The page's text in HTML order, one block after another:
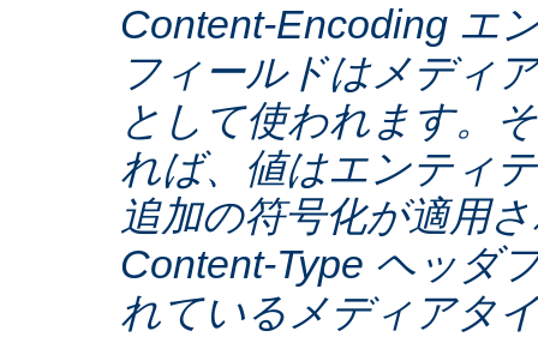
Content-Encoding エ
フィールドはメディ
として使われます。
れば、値はエンティ
追加の符号化が適用
Content-Type ヘッダ
れているメディアタ